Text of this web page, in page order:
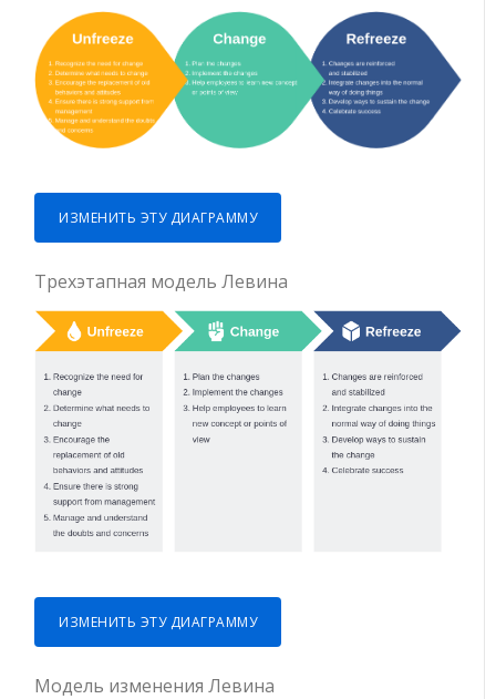
ИЗМЕНИТЬ ЭТУ ДИАГРАММУ
Трехэтапная модель Левина
ИЗМЕНИТЬ ЭТУ ДИАГРАММУ
Модель изменения Левина